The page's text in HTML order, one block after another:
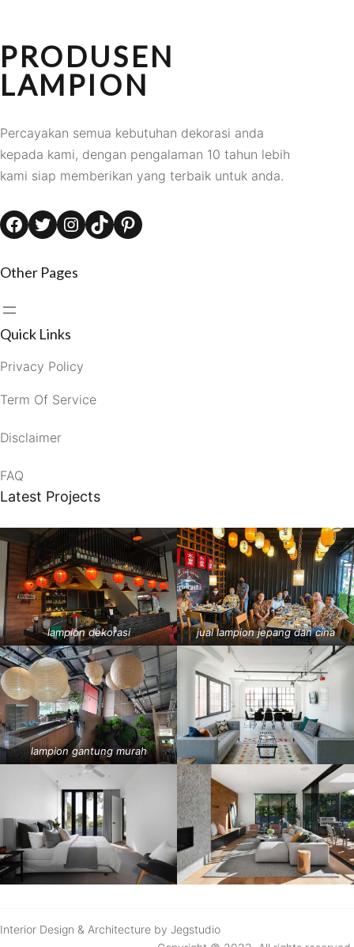
PRODUSEN
LAMPION
Percayakan semua kebutuhan dekorasi anda
kepada kami, dengan pengalaman 10 tahun lebih
kami siap memberikan yang terbaik untuk anda.
Facebook Twitter Instagram TikTok Pinterest
Other Pages
Quick Links
Privacy Policy
Term Of Service
Disclaimer
FAQ
Latest Projects
lampion dekorasi jual lampion jepang dan cina
lampion gantung murah
Interior Design & Architecture by Jegstudio